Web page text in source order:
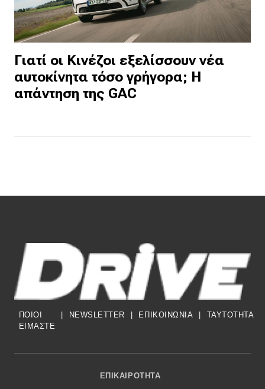
Γιατί οι Κινέζοι εξελίσσουν νέα
αυτοκίνητα τόσο γρήγορα; Η
απάντηση της GAC
ΠΟΙΟΙ
ΕΙΜΑΣΤΕ
| NEWSLETTER | ΕΠΙΚΟΙΝΩΝΙΑ | TAYTOTHTA
Footer Menu
ΕΠΙΚΑΙΡΌΤΗΤΑ